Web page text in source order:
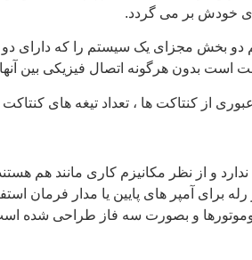
خودش بر می گردد.
عبوری از کنتاکت ها ، تعداد تیغه های
و از نظر مکانیزم کاری مانند هم
رله برای آمپر های پایین یا مدار فرمان
و بصورت سه فاز طراحی شده